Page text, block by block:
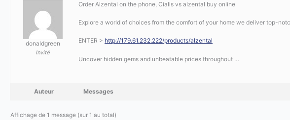
donaldgreen
Invité
Order Alzental on the phone, Cialis vs alzental buy online
Explore a world of choices from the comfort of your home we deliver top-
ENTER > http://179.61.232.222/products/alzental
Uncover hidden gems and unbeatable prices throughout …
Auteur Messages
Affichage de 1 message (sur 1 au total)